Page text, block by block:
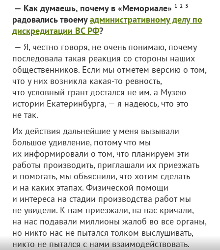
— Как думаешь, почему в «Мемориале» 1 2 3
радовались твоемуадминистративному делу по
дискредитации ВС РФ?
— Я, честно говоря, не очень понимаю, почему
последовала такая реакция со стороны наших
общественников. Если мы отметем версию о том,
что у них возникла какая-то ревность,
что условный грант достался не им, а Музею
истории Екатеринбурга, — я надеюсь, что это
не так.
Их действия дальнейшие у меня вызывали
большое удивление, потому что мы
их информировали о том, что планируем эти
работы производить, приглашали их приезжать
и помогать, мы объяснили, что хотим сделать
и на каких этапах. Физической помощи
и интереса на стадии производства работ мы
не увидели. К нам приезжали, на нас кричали,
на нас подавали миллионы жалоб во все органы,
но никто нас не пытался толком выслушивать,
никто не пытался с нами взаимодействовать.